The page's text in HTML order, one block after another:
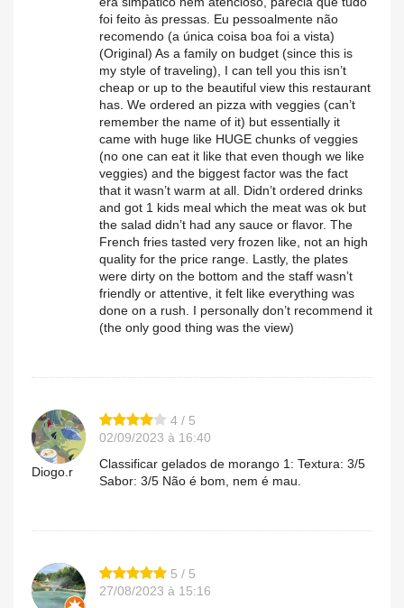
foi feito às pressas. Eu pessoalmente não
recomendo (a única coisa boa foi a vista)
(Original) As a family on budget (since this is
my style of traveling), I can tell you this isn’t
cheap or up to the beautiful view this restaurant
has. We ordered an pizza with veggies (can’t
remember the name of it) but essentially it
came with huge like HUGE chunks of veggies
(no one can eat it like that even though we like
veggies) and the biggest factor was the fact
that it wasn’t warm at all. Didn’t ordered drinks
and got 1 kids meal which the meat was ok but
the salad didn’t had any sauce or flavor. The
French fries tasted very frozen like, not an high
quality for the price range. Lastly, the plates
were dirty on the bottom and the staff wasn’t
friendly or attentive, it felt like everything was
done on a rush. I personally don’t recommend it
(the only good thing was the view)
Diogo.r
4 / 5
02/09/2023 à 16:40
Classificar gelados de morango 1: Textura: 3/5
Sabor: 3/5 Não é bom, nem é mau.
5 / 5
27/08/2023 à 15:16